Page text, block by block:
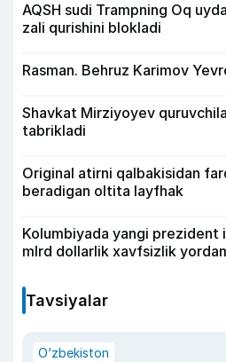
AQSH sudi Trampning Oq
zali qurishini blokladi
Rasman. Behruz Karimov
Shavkat Mirziyoyev
tabrikladi
Original atirni qalbakisidan
beradigan oltita layfhak
Kolumbiyada yangi prezident
mlrd dollarlik xavfsizlik
Tavsiyalar
O‘zbekiston